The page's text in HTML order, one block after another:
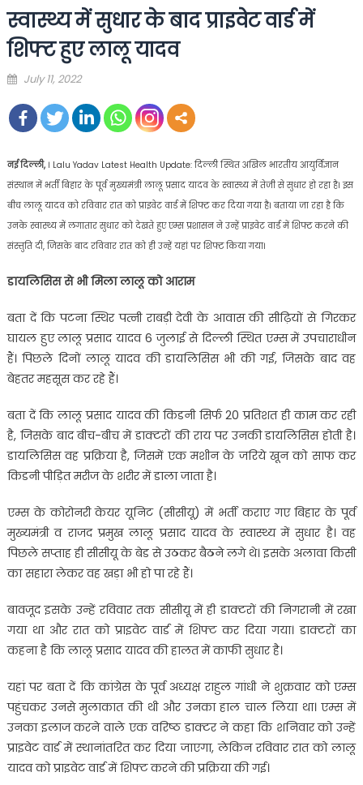
स्वास्थ्य में सुधार के बाद प्राइवेट वार्ड में
शिफ्ट हुए लालू यादव
Posted
July 11, 2022
नई दिल्ली, । Lalu Yadav Latest Health Update: दिल्ली स्थित अखिल भारतीय आयुर्विज्ञान
संस्थान में भर्ती बिहार के पूर्व मुख्यमंत्री लालू प्रसाद यादव के स्वास्थ्य में तेजी से सुधार हो रहा है। इस
बीच लालू यादव को रविवार रात को प्राइवेट वार्ड में शिफ्ट कर दिया गया है। बताया जा रहा है कि
उनके स्वास्थ्य में लगातार सुधार को देखते हुए एम्स प्रशासन ने उन्हें प्राइवेट वार्ड में शिफ्ट करने की
संस्तुति दी, जिसके बाद रविवार रात को ही उन्हें यहां पर शिफ्ट किया गया।
डायलिसिस से भी मिला लालू को आराम
बता दें कि पटना स्थिर पत्नी राबड़ी देवी के आवास की सीढ़ियों से गिरकर
घायल हुए लालू प्रसाद यादव 6 जुलाई से दिल्ली स्थित एम्स में उपचाराधीन
हैं। पिछले दिनों लालू यादव की डायलिसिस भी की गई, जिसके बाद वह
बेहतर महसूस कर रहे हैं।
बता दें कि लालू प्रसाद यादव की किडनी सिर्फ 20 प्रतिशत ही काम कर रही
है, जिसके बाद बीच-बीच में डाक्टरों की राय पर उनकी डायलिसिस होती है।
डायलिसिस वह प्रक्रिया है, जिसमें एक मशीन के जरिये खून को साफ कर
किडनी पीड़ित मरीज के शरीर में डाला जाता है।
एम्स के कोरोनरी केयर यूनिट (सीसीयू) में भर्ती कराए गए बिहार के पूर्व
मुख्यमंत्री व राजद प्रमुख लालू प्रसाद यादव के स्वास्थ्य में सुधार है। वह
पिछले सप्ताह ही सीसीयू के बेड से उठकर बैठने लगे थे। इसके अलावा किसी
का सहारा लेकर वह खड़ा भी हो पा रहे हैं।
बावजूद इसके उन्हें रविवार तक सीसीयू में ही डाक्टरों की निगरानी में रखा
गया था और रात को प्राइवेट वार्ड में शिफ्ट कर दिया गया। डाक्टरों का
कहना है कि लालू प्रसाद यादव की हालत में काफी सुधार है।
यहां पर बता दें कि कांग्रेस के पूर्व अध्यक्ष राहुल गांधी ने शुक्रवार को एम्स
पहुंचकर उनसे मुलाकात की थी और उनका हाल चाल लिया था। एम्स में
उनका इलाज करने वाले एक वरिष्ठ डाक्टर ने कहा कि शनिवार को उन्हें
प्राइवेट वार्ड में स्थानांतरित कर दिया जाएगा, लेकिन रविवार रात को लालू
यादव को प्राइवेट वार्ड में शिफ्ट करने की प्रक्रिया की गई।